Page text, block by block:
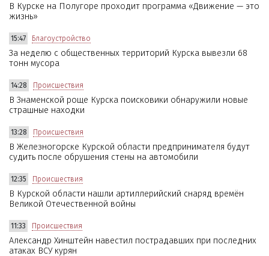
В Курске на Полугоре проходит программа «Движение — это
жизнь»
15:47 Благоустройство
За неделю с общественных территорий Курска вывезли 68
тонн мусора
14:28 Происшествия
В Знаменской роще Курска поисковики обнаружили новые
страшные находки
13:28 Происшествия
В Железногорске Курской области предпринимателя будут
судить после обрушения стены на автомобили
12:35 Происшествия
В Курской области нашли артиллерийский снаряд времён
Великой Отечественной войны
11:33 Происшествия
Александр Хинштейн навестил пострадавших при последних
атаках ВСУ курян